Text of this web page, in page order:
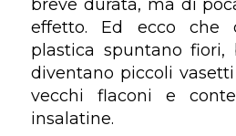
breve durata, ma di
effetto. Ed ecco che
plastica spuntano fiori,
diventano piccoli
vecchi flaconi e
insalatine.